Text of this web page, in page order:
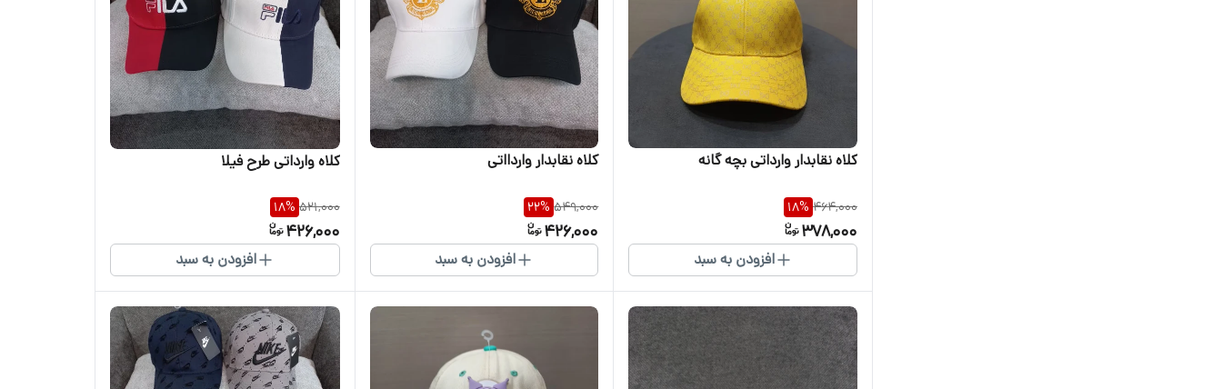
کلاه نقابدار وارداتی بچه گانه
464,000
18%
378,000
افزودن به سبد
کلاه نقابدار واردااتی
549,000
22%
426,000
افزودن به سبد
کلاه وارداتی طرح فیلا
521,000
18%
426,000
افزودن به سبد